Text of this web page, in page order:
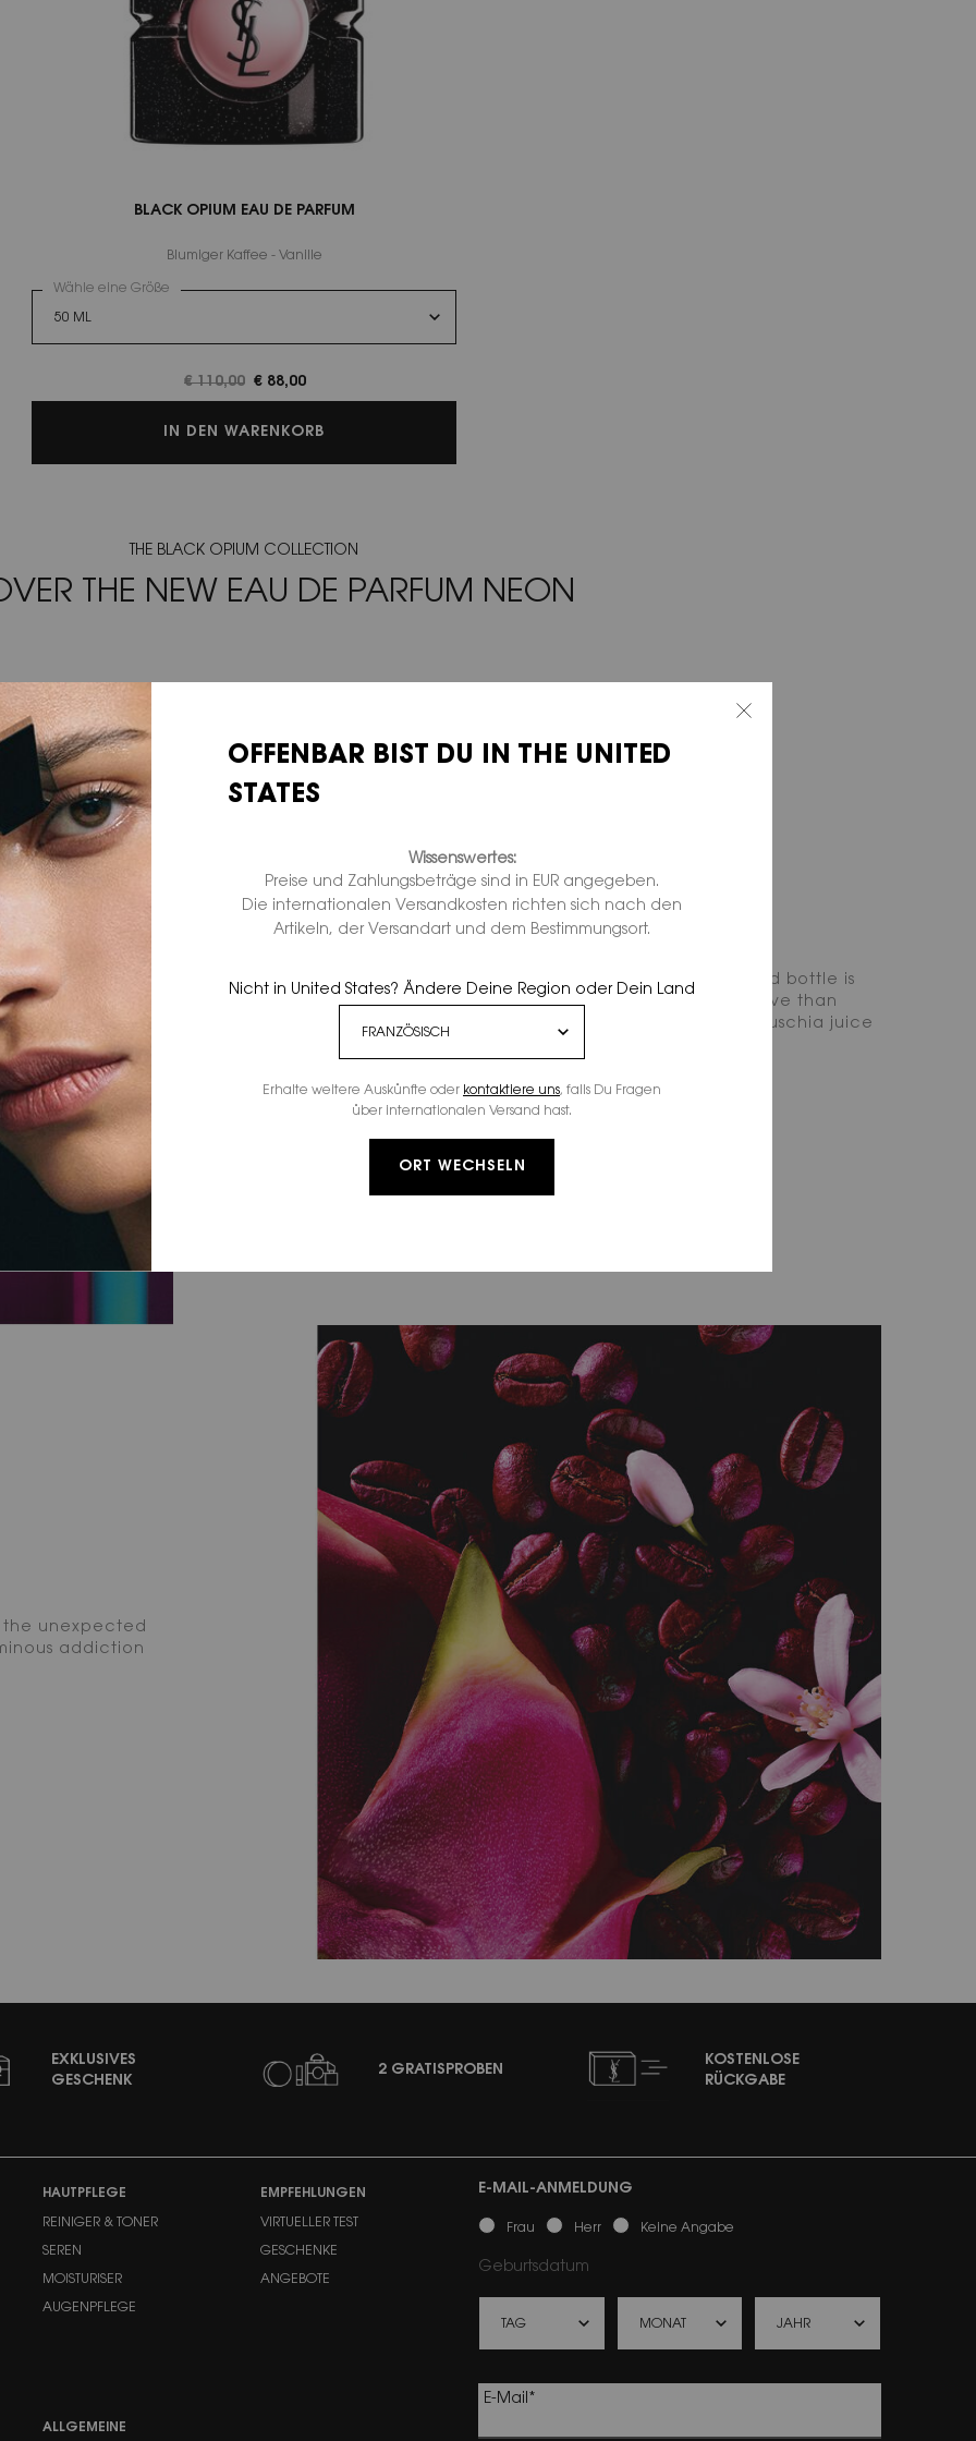
BLACK OPIUM EAU DE PARFUM
Blumiger Kaffee - Vanille
Wähle eine Größe
Alter Preis
€ 110,00 Neuer Preis
€ 88,00
IN DEN WARENKORB
THE BLACK OPIUM COLLECTION
THE NEW EAU DE PARFUM NEON
THE BOTTLE
In a new elongated shape, the iconic black glittered bottle is
spanned by a neon-like tube making it more addictive than
ever. Its iconic round window gets lit by a luminous fuschia juice
the unexpected
addiction
EXKLUSIVES
GESCHENK
2 GRATISPROBEN
KOSTENLOSE
RÜCKGABE
HAUTPFLEGE
REINIGER & TONER
SEREN
MOISTURISER
AUGENPFLEGE
EMPFEHLUNGEN
VIRTUELLER TEST
GESCHENKE
ANGEBOTE
ALLGEMEINE
E-MAIL-ANMELDUNG
Frau
Herr Keine Angabe
Geburtsdatum
E-Mail *
OFFENBAR BIST DU IN THE UNITED
STATES
Wissenswertes:
Preise und Zahlungsbeträge sind in EUR angegeben.
Die internationalen Versandkosten richten sich nach den
Artikeln, der Versandart und dem Bestimmungsort.
Nicht in United States? Ändere Deine Region oder Dein Land
Erhalte weitere Auskünfte oder kontaktiere uns, falls Du Fragen
über internationalen Versand hast.
ORT WECHSELN